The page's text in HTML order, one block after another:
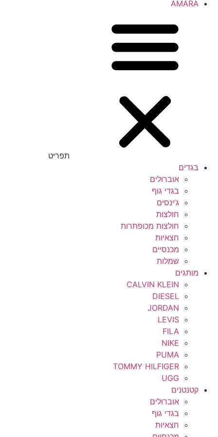
AMARA
תפריט
בגדים
אוברולים
בגדי גוף
ג’ינסים
חולצות
חולצות מכופתרות
חצאיות
מכנסיים
שמלות
מותגים
CALVIN KLEIN
DIESEL
JORDAN
LEVIS
FILA
NIKE
PUMA
TOMMY HILFIGER
UGG
קטנטנים
אוברולים
בגדי גוף
חצאיות